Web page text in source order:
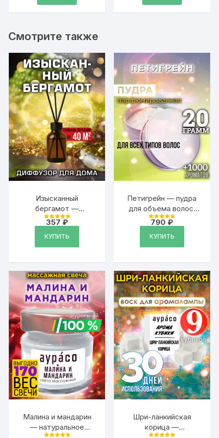
рождения, вечеринку,
275 ₽.
вечеринку, годовщину
483 ₽.
Смотрите также
Изысканный
бергамот —
аромадиффузор
Аурасо, 50 мл, 1 шт.
Оценка
из 5
357₽
КУПИТЬ
Петигрейн — пудра
для объёма волос,
20 гр
Оценка
из 5
790₽
КУПИТЬ
Малина и мандарин
— натуральное
Шри-ланкийская
корица —